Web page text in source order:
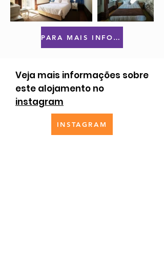
PARA MAIS INFORMAÇÕES OU RESERVAS CLIQUE AQUI
Veja mais informações sobre
este alojamento no
instagram
INSTAGRAM